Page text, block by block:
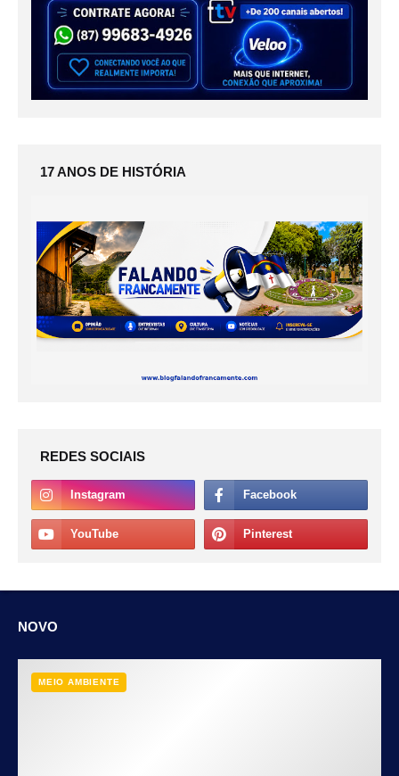
17 ANOS DE HISTÓRIA
REDES SOCIAIS
NOVO
MEIO AMBIENTE